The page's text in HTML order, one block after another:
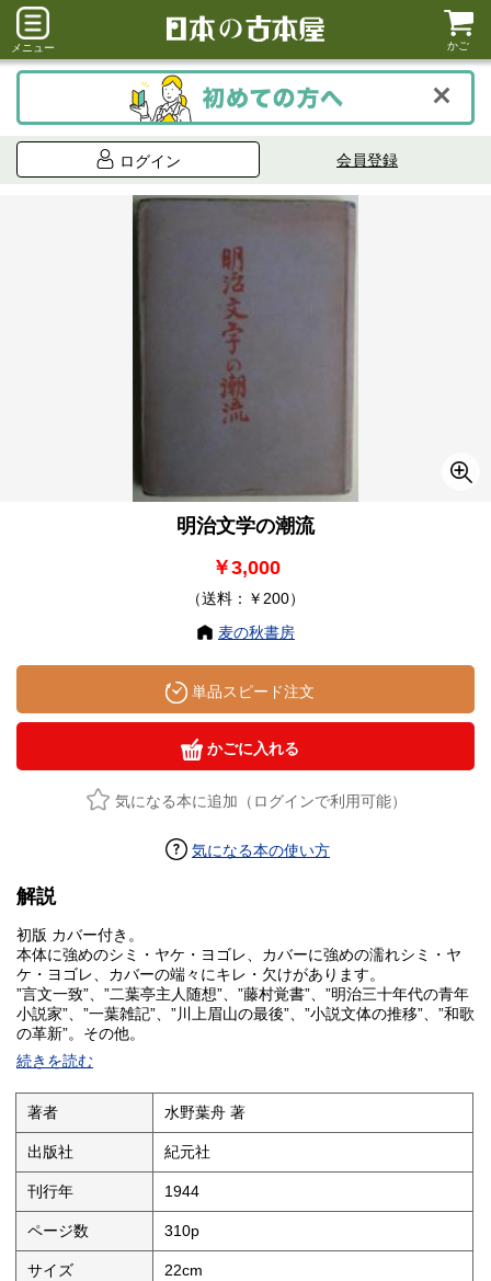
メニュー かご
ログイン 会員登録
明治文学の潮流
￥3,000
（送料：￥200）
麦の秋書房
単品スピード注文
かごに入れる
気になる本に追加（ログインで利用可能）
気になる本の使い方
解説
初版 カバー付き。
本体に強めのシミ・ヤケ・ヨゴレ、カバーに強めの濡れシミ・ヤ
ケ・ヨゴレ、カバーの端々にキレ・欠けがあります。
”言文一致”、”二葉亭主人随想”、”藤村覚書”、”明治三十年代の青年
小説家”、”一葉雑記”、”川上眉山の最後”、”小説文体の推移”、”和歌
の革新”。その他。
続きを読む
著者 水野葉舟 著
出版社 紀元社
刊行年 1944
ページ数 310p
サイズ 22cm